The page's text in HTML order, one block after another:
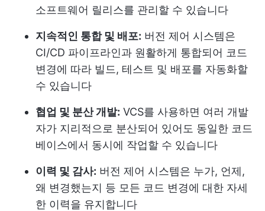
소프트웨어 릴리스를 관리할 수 있습니다
지속적인 통합 및 배포: 버전 제어 시스템은
CI/CD 파이프라인과 원활하게 통합되어 코드
변경에 따라 빌드, 테스트 및 배포를 자동화할
수 있습니다
협업 및 분산 개발: VCS를 사용하면 여러 개발
자가 지리적으로 분산되어 있어도 동일한 코드
베이스에서 동시에 작업할 수 있습니다
이력 및 감사: 버전 제어 시스템은 누가, 언제,
왜 변경했는지 등 모든 코드 변경에 대한 자세
한 이력을 유지합니다